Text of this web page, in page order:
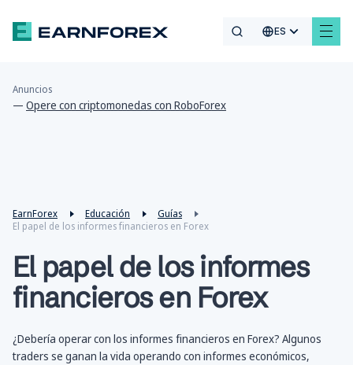
ES
Anuncios
— Opere con criptomonedas con RoboForex
EarnForex Educación
Guías
El papel de los informes financieros en Forex
El papel de los informes
financieros en Forex
¿Debería operar con los informes financieros en Forex? Algunos
traders se ganan la vida operando con informes económicos,